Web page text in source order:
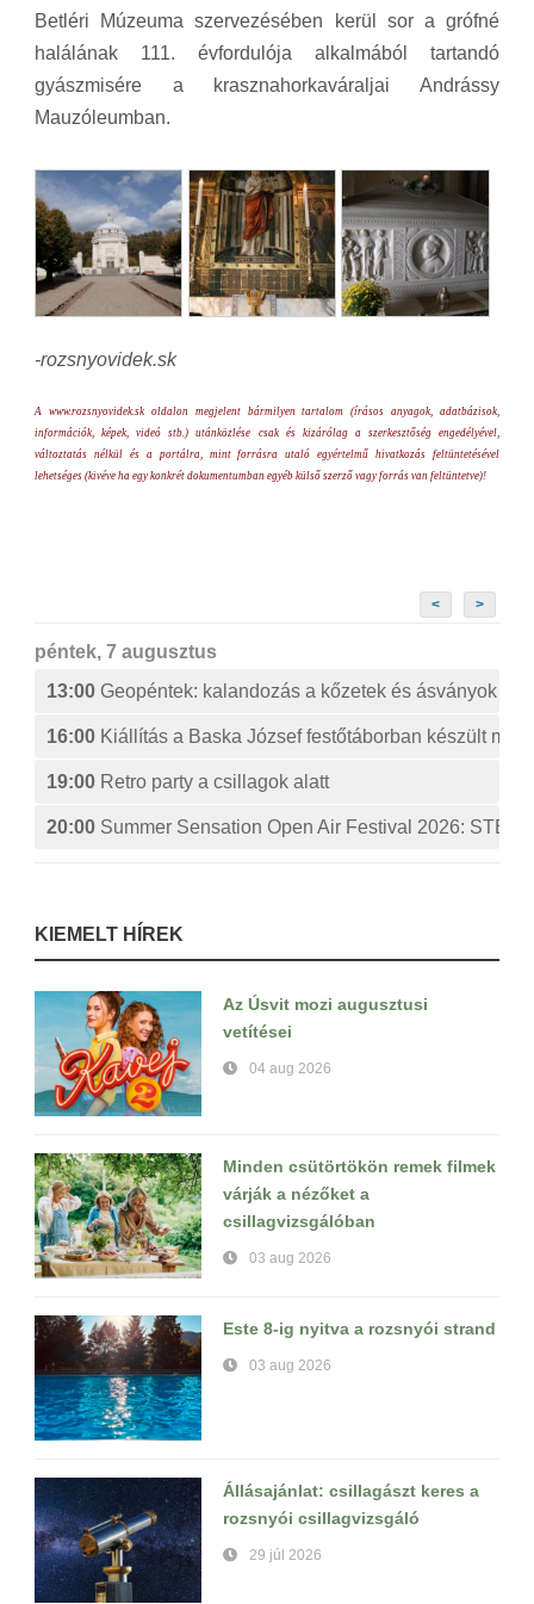
Betléri Múzeuma szervezésében kerül sor a grófné
halálának 111. évfordulója alkalmából tartandó
gyászmisére a krasznahorkaváraljai Andrássy
Mauzóleumban.
-rozsnyovidek.sk
A www.rozsnyovidek.sk oldalon megjelent bármilyen tartalom (írásos anyagok, adatbázisok,
információk, képek, videó stb.) utánközlése csak és kizárólag a szerkesztőség engedélyével,
változtatás nélkül és a portálra, mint forrásra utaló egyértelmű hivatkozás feltüntetésével
lehetséges (kivéve ha egy konkrét dokumentumban egyéb külső szerző vagy forrás van feltüntetve)!
< >
péntek, 7 augusztus
13:00 Geopéntek: kalandozás a kőzetek és ásványok
16:00 Kiállítás a Baska József festőtáborban készült
19:00 Retro party a csillagok alatt
20:00 Summer Sensation Open Air Festival 2026:
KIEMELT HÍREK
Az Úsvit mozi augusztusi
vetítései
04 aug 2026
Minden csütörtökön remek filmek
várják a nézőket a
csillagvizsgálóban
03 aug 2026
Este 8-ig nyitva a rozsnyói strand
03 aug 2026
Állásajánlat: csillagászt keres a
rozsnyói csillagvizsgáló
29 júl 2026